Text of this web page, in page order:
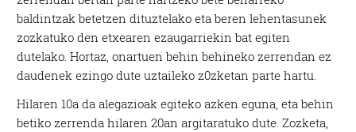
baldintzak betetzen dituztelako eta beren lehentasunek
zozkatuko den etxearen ezaugarriekin bat egiten
dutelako. Hortaz, onartuen behin behineko zerrendan ez
daudenek ezingo dute uztaileko z0zketan parte hartu.
Hilaren 10a da alegazioak egiteko azken eguna, eta behin
betiko zerrenda hilaren 20an argitaratuko dute. Zozketa,